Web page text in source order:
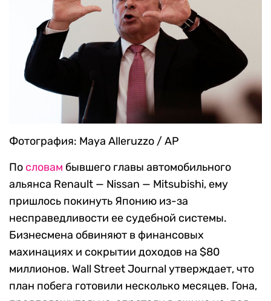
Фотография: Maya Alleruzzo / AP
По словам бывшего главы автомобильного
альянса Renault — Nissan — Mitsubishi, ему
пришлось покинуть Японию из-за
несправедливости ее судебной системы.
Бизнесмена обвиняют в финансовых
махинациях и сокрытии доходов на $80
миллионов. Wall Street Journal утверждает, что
план побега готовили несколько месяцев. Гона,